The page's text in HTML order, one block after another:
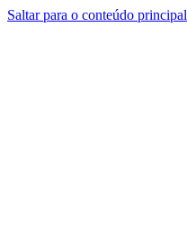
Saltar para o conteúdo principal